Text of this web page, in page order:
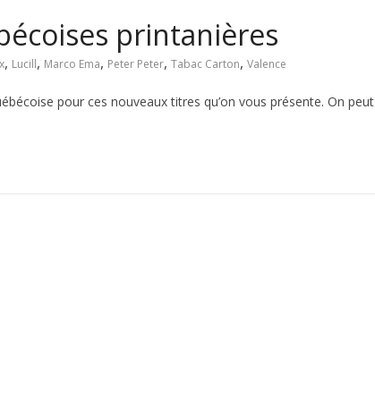
printanières
, Lucill, Marco Ema, Peter Peter, Tabac Carton, Valence
pour ces nouveaux titres qu’on vous présente. On peut